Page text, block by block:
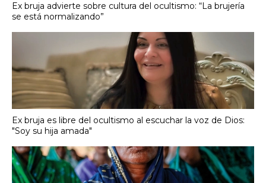
Ex bruja advierte sobre cultura del ocultismo: “La brujería
se está normalizando”
Ex bruja es libre del ocultismo al escuchar la voz de Dios:
"Soy su hija amada"